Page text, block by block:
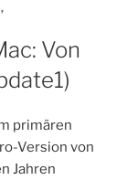
Von
primären
Version von
Jahren